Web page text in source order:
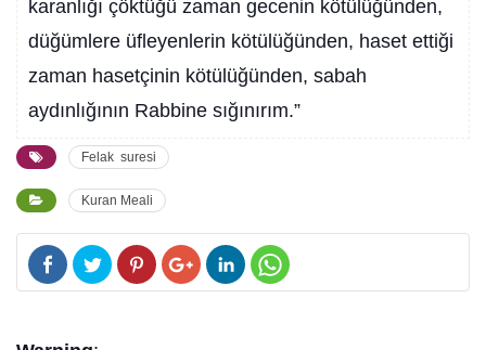
karanlığı çöktüğü zaman gecenin kötülüğünden,
düğümlere üfleyenlerin kötülüğünden, haset ettiği
zaman hasetçinin kötülüğünden, sabah
aydınlığının Rabbine sığınırım.”
Felak suresi
Kuran Meali